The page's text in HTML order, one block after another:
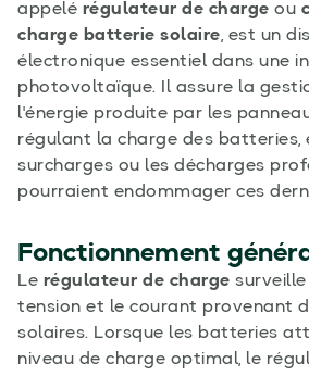
appelé régulateur de charge ou
charge batterie solaire, est un
électronique essentiel dans une
photovoltaïque. Il assure la
l'énergie produite par les
régulant la charge des batteries,
surcharges ou les décharges
pourraient endommager ces
Fonctionnement
Le régulateur de charge
tension et le courant provenant
solaires. Lorsque les batteries
niveau de charge optimal, le